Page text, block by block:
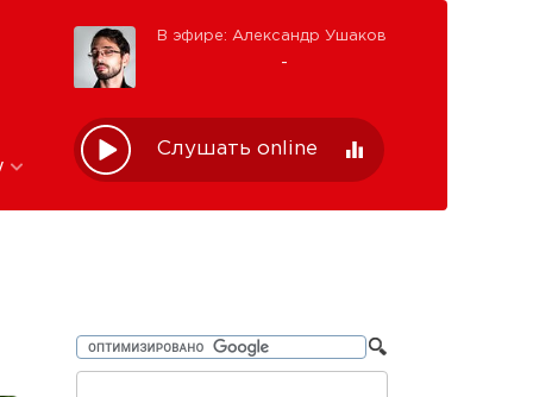
В эфире: Александр Ушаков
Слушать online